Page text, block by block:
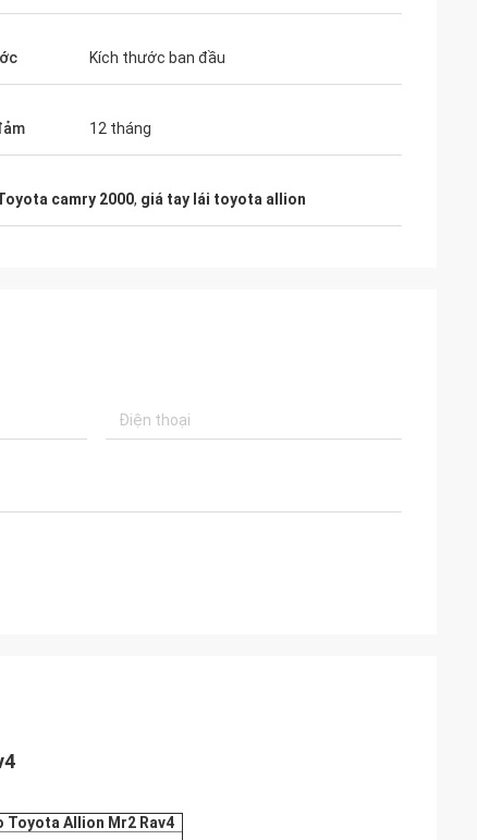
Kích thước ban đầu
12 tháng
camry 2000, giá tay lái toyota allion
Toyota Allion Mr2 Rav4